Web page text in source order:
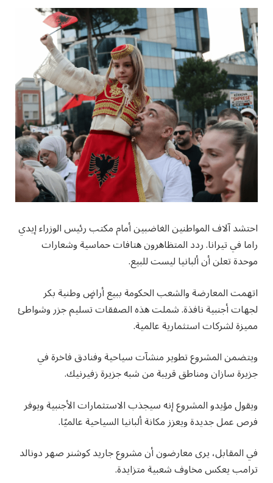
احتشد آلاف المواطنين الغاضبين أمام مكتب رئيس الوزراء إيدي
راما في تيرانا. ردد المتظاهرون هتافات حماسية وشعارات
موحدة تعلن أن ألبانيا ليست للبيع.
اتهمت المعارضة والشعب الحكومة ببيع أراضٍ وطنية بكر
لجهات أجنبية نافذة. شملت هذه الصفقات تسليم جزر وشواطئ
مميزة لشركات استثمارية عالمية.
ويتضمن المشروع تطوير منشآت سياحية وفنادق فاخرة في
جزيرة سازان ومناطق قريبة من شبه جزيرة زفيرنيك.
ويقول مؤيدو المشروع إنه سيجذب الاستثمارات الأجنبية ويوفر
فرص عمل جديدة ويعزز مكانة ألبانيا السياحية عالميًا.
في المقابل، يرى معارضون أن مشروع جاريد كوشنر صهر دونالد
ترامب يعكس مخاوف شعبية متزايدة.